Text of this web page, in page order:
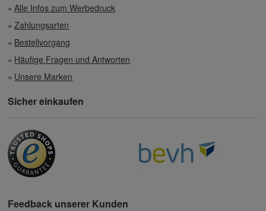
Alle Infos zum Werbedruck
Zahlungsarten
Bestellvorgang
Häufige Fragen und Antworten
Unsere Marken
Sicher einkaufen
Feedback unserer Kunden